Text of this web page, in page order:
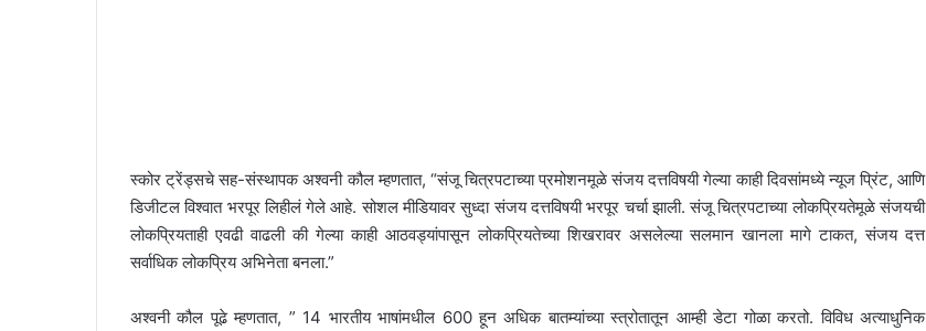
स्कोर ट्रेंड्सचे सह-संस्थापक अश्वनी कौल म्हणतात, “संजू चित्रपटाच्या प्रमोशनमूळे संजय दत्तविषयी गेल्या काही दिवसांमध्ये न्यूज प्रिंट, आणि
डिजीटल विश्वात भरपूर लिहीलं गेले आहे. सोशल मीडियावर सुध्दा संजय दत्तविषयी भरपूर चर्चा झाली. संजू चित्रपटाच्या लोकप्रियतेमूळे संजयची
लोकप्रियताही एवढी वाढली की गेल्या काही आठवड्यांपासून लोकप्रियतेच्या शिखरावर असलेल्या सलमान खानला मागे टाकत, संजय दत्त
सर्वाधिक लोकप्रिय अभिनेता बनला.”
अश्वनी कौल पूढे म्हणतात, ” 14 भारतीय भाषांमधील 600 हून अधिक बातम्यांच्या स्त्रोतातून आम्ही डेटा गोळा करतो. विविध अत्याधुनिक